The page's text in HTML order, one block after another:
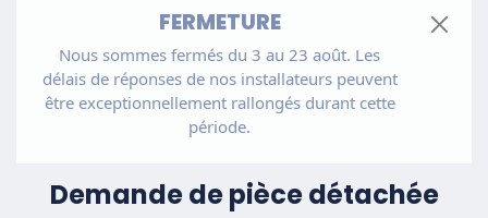
FERMETURE
Nous sommes fermés du 3 au 23 août. Les
délais de réponses de nos installateurs peuvent
être exceptionnellement rallongés durant cette
période.
Demande de pièce détachée